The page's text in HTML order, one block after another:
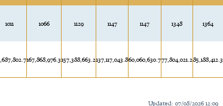
1011 1066 1129 1147 1147 1348 1364
167,868,976.3 157,388,663.2137,117,043.860,060,630.777,804,021.285,188,412.3
Updated: 07/08/2026 12:09